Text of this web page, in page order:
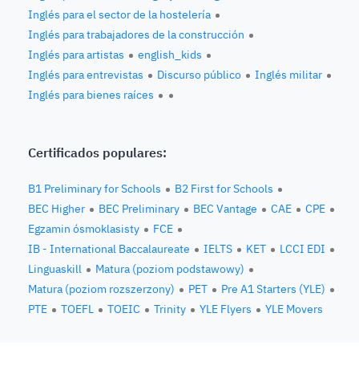
Inglés para el sector de la hostelería
Inglés para trabajadores de la construcción
Inglés para artistas
english_kids
Inglés para entrevistas
Discurso público
Inglés militar
Inglés para bienes raíces
Certificados populares:
B1 Preliminary for Schools
B2 First for Schools
BEC Higher
BEC Preliminary BEC Vantage CAE
CPE
Egzamin ósmoklasisty
FCE
IB - International Baccalaureate
IELTS KET
LCCI EDI
Linguaskill
Matura (poziom podstawowy)
Matura (poziom rozszerzony)
PET
Pre A1 Starters (YLE)
PTE
TOEFL TOEIC Trinity YLE Flyers YLE Movers